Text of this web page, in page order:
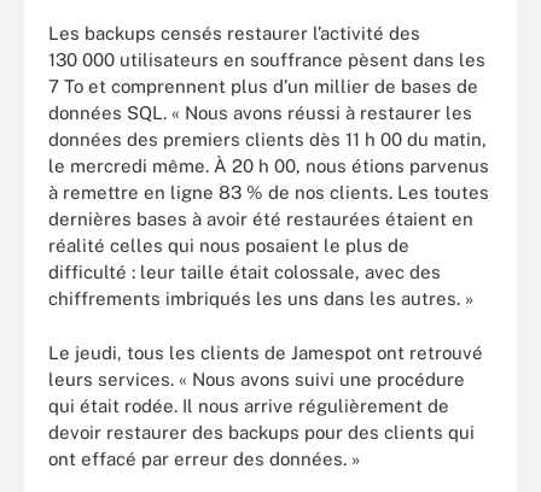
Les backups censés restaurer l’activité des
130 000 utilisateurs en souffrance pèsent dans les
7 To et comprennent plus d’un millier de bases de
données SQL. « Nous avons réussi à restaurer les
données des premiers clients dès 11 h 00 du matin,
le mercredi même. À 20 h 00, nous étions parvenus
à remettre en ligne 83 % de nos clients. Les toutes
dernières bases à avoir été restaurées étaient en
réalité celles qui nous posaient le plus de
difficulté : leur taille était colossale, avec des
chiffrements imbriqués les uns dans les autres. »
Le jeudi, tous les clients de Jamespot ont retrouvé
leurs services. « Nous avons suivi une procédure
qui était rodée. Il nous arrive régulièrement de
devoir restaurer des backups pour des clients qui
ont effacé par erreur des données. »